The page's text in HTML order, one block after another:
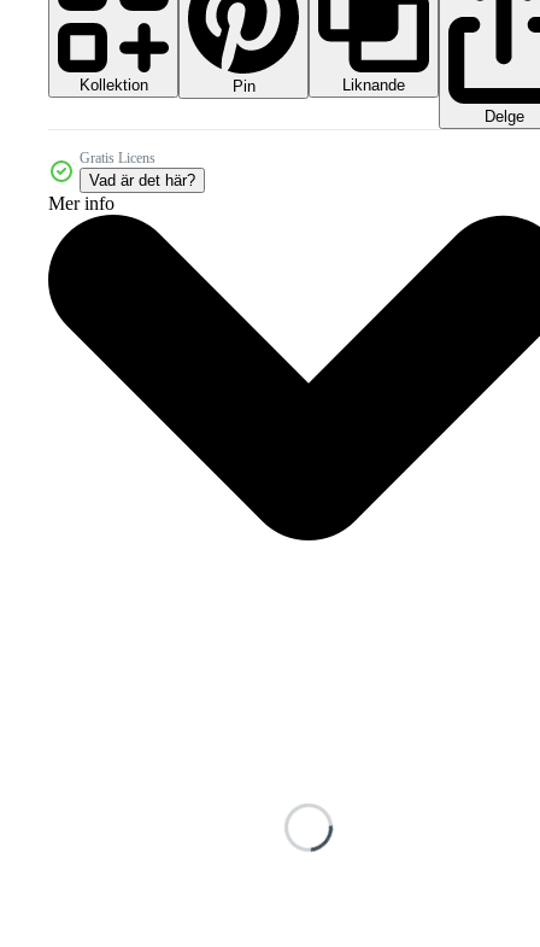
Kollektion Pin
Liknande
Delge
Gratis Licens
Vad är det här?
Mer info